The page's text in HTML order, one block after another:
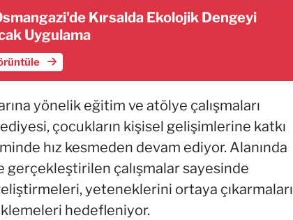
Kırsalda Ekolojik Dengeyi
Uygulama
yönelik eğitim ve atölye çalışmaları
çocukların kişisel gelişimlerine katkı
hız kesmeden devam ediyor. Alanında
çalışmalar sayesinde
yeteneklerini ortaya çıkarmaları
hedefleniyor.